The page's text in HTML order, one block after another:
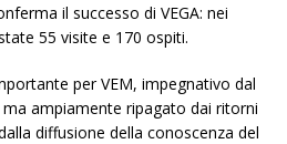
il successo di VEGA: nei
55 visite e 170 ospiti.
per VEM, impegnativo dal
ampiamente ripagato dai ritorni
diffusione della conoscenza del